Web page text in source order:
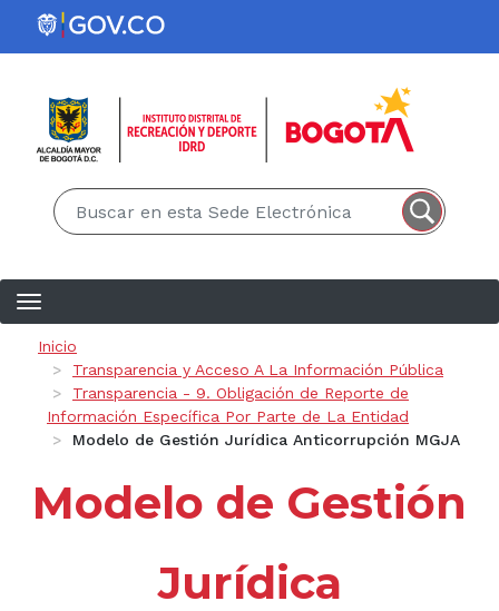
Pasar al contenido principal
Ruta de navegación
Inicio
Transparencia y Acceso A La Información Pública
Transparencia - 9. Obligación de Reporte de
Información Específica Por Parte de La Entidad
Modelo de Gestión Jurídica Anticorrupción MGJA
Modelo de Gestión
Jurídica